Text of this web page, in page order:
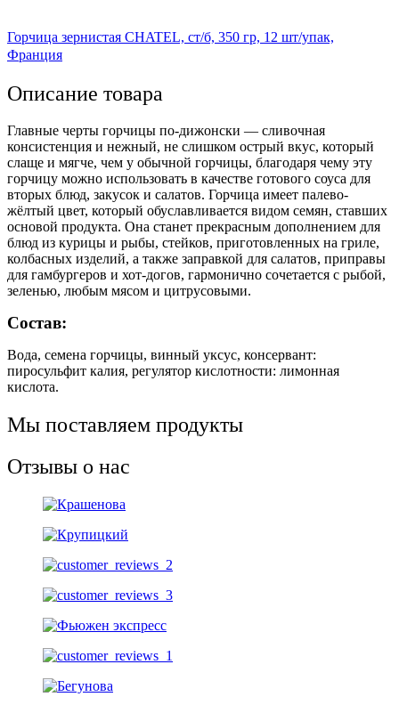
Горчица зернистая CHATEL, ст/б, 350 гр, 12 шт/упак,
Франция
Описание товара
Главные черты горчицы по-дижонски — сливочная
консистенция и нежный, не слишком острый вкус, который
слаще и мягче, чем у обычной горчицы, благодаря чему эту
горчицу можно использовать в качестве готового соуса для
вторых блюд, закусок и салатов. Горчица имеет палево-
жёлтый цвет, который обуславливается видом семян, ставших
основой продукта. Она станет прекрасным дополнением для
блюд из курицы и рыбы, стейков, приготовленных на гриле,
колбасных изделий, а также заправкой для салатов, приправы
для гамбургеров и хот-догов, гармонично сочетается с рыбой,
зеленью, любым мясом и цитрусовыми.
Состав:
Вода, семена горчицы, винный уксус, консервант:
пиросульфит калия, регулятор кислотности: лимонная
кислота.
Мы поставляем продукты
Отзывы о нас